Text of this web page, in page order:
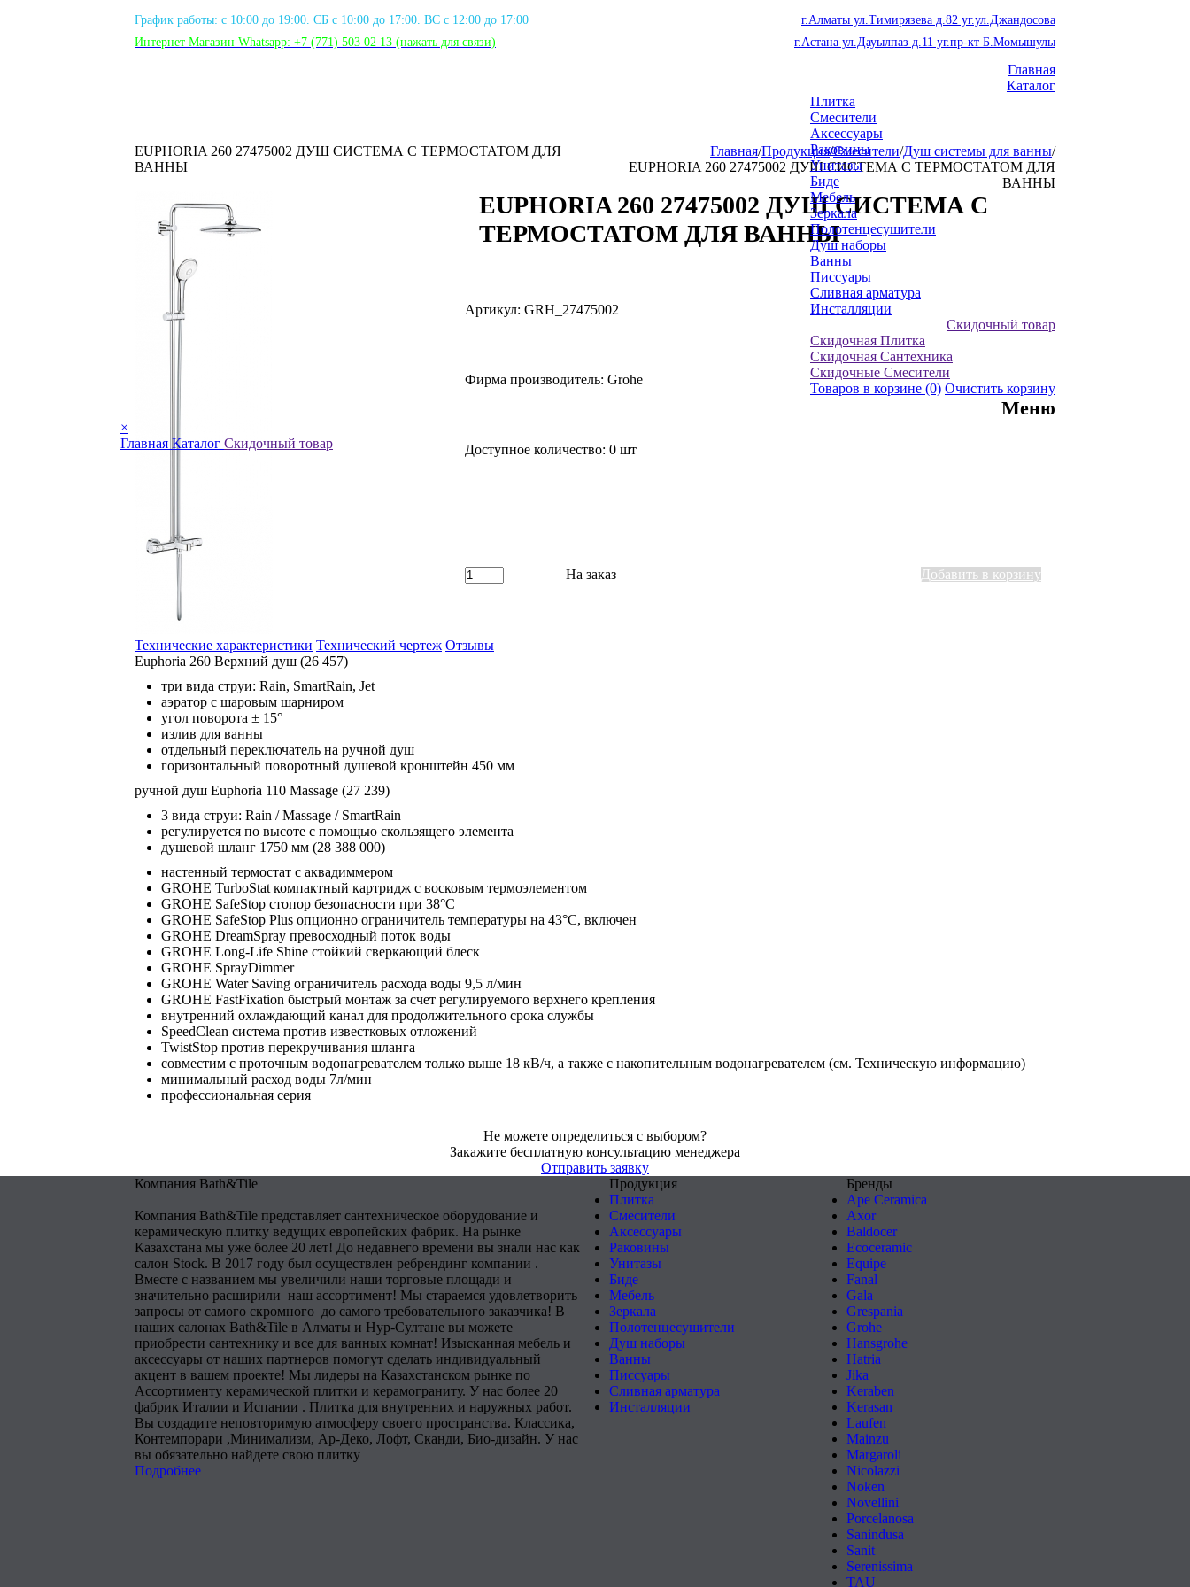
График работы: с 10:00 до 19:00. СБ с 10:00 до 17:00. ВС с 12:00 до 17:00
Интернет Магазин Whatsapp: +7 (771) 503 02 13 (нажать для связи)
г.Алматы ул.Тимирязева д.82 уг.ул.Джандосова
г.Астана ул.Дауылпаз д.11 уг.пр-кт Б.Момышулы
Главная
Каталог
Плитка
Смесители
Аксессуары
Раковины
Унитазы
Биде
Мебель
Зеркала
Полотенцесушители
Душ наборы
Ванны
Писсуары
Сливная арматура
Инсталляции
Скидочный товар
Скидочная Плитка
Скидочная Сантехника
Скидочные Смесители
Товаров в корзине (0) Очистить корзину
Меню
×
Главная Каталог Скидочный товар
EUPHORIA 260 27475002 ДУШ СИСТЕМА С ТЕРМОСТАТОМ ДЛЯ
ВАННЫ
Главная/Продукция/Смесители/Душ системы для ванны/
EUPHORIA 260 27475002 ДУШ СИСТЕМА С ТЕРМОСТАТОМ ДЛЯ
ВАННЫ
EUPHORIA 260 27475002 ДУШ СИСТЕМА С
ТЕРМОСТАТОМ ДЛЯ ВАННЫ
Артикул: GRH_27475002
Фирма производитель: Grohe
Доступное количество: 0 шт
На заказ Добавить в корзину
Технические характеристики Технический чертеж Отзывы
Euphoria 260 Верхний душ (26 457)
три вида струи: Rain, SmartRain, Jet
аэратор с шаровым шарниром
угол поворота ± 15°
излив для ванны
отдельный переключатель на ручной душ
горизонтальный поворотный душевой кронштейн 450 мм
ручной душ Euphoria 110 Massage (27 239)
3 вида струи: Rain / Massage / SmartRain
регулируется по высоте с помощью скользящего элемента
душевой шланг 1750 мм (28 388 000)
настенный термостат с аквадиммером
GROHE TurboStat компактный картридж с восковым термоэлементом
GROHE SafeStop стопор безопасности при 38°C
GROHE SafeStop Plus опционно ограничитель температуры на 43°C, включен
GROHE DreamSpray превосходный поток воды
GROHE Long-Life Shine cтойкий сверкающий блеск
GROHE SprayDimmer
GROHE Water Saving ограничитель расхода воды 9,5 л/мин
GROHE FastFixation быстрый монтаж за счет регулируемого верхнего крепления
внутренний охлаждающий канал для продолжительного срока службы
SpeedClean система против известковых отложений
TwistStop против перекручивания шланга
совместим с проточным водонагревателем только выше 18 кВ/ч, а также с накопительным водонагревателем (см. Техническую информацию)
минимальный расход воды 7л/мин
профессиональная серия
Не можете определиться с выбором?
Закажите бесплатную консультацию менеджера
Отправить заявку
Компания Bath&Tile
Компания Bath&Tile представляет сантехническое оборудование и
керамическую плитку ведущих европейских фабрик. На рынке
Казахстана мы уже более 20 лет! До недавнего времени вы знали нас как
салон Stock. В 2017 году был осуществлен ребрендинг компании .
Вместе с названием мы увеличили наши торговые площади и
значительно расширили наш ассортимент! Мы стараемся удовлетворить
запросы от самого скромного до самого требовательного заказчика! В
наших салонах Bath&Tile в Алматы и Нур-Султане вы можете
приобрести сантехнику и все для ванных комнат! Изысканная мебель и
аксессуары от наших партнеров помогут сделать индивидуальный
акцент в вашем проекте! Мы лидеры на Казахстанском рынке по
Ассортименту керамической плитки и керамограниту. У нас более 20
фабрик Италии и Испании . Плитка для внутренних и наружных работ.
Вы создадите неповторимую атмосферу своего пространства. Классика,
Контемпорари ,Минимализм, Ар-Деко, Лофт, Сканди, Био-дизайн. У нас
вы обязательно найдете свою плитку
Подробнее
Продукция
Плитка
Смесители
Аксессуары
Раковины
Унитазы
Биде
Мебель
Зеркала
Полотенцесушители
Душ наборы
Ванны
Писсуары
Сливная арматура
Инсталляции
Бренды
Ape Ceramica
Axor
Baldocer
Ecoceramic
Equipe
Fanal
Gala
Grespania
Grohe
Hansgrohe
Hatria
Jika
Keraben
Kerasan
Laufen
Mainzu
Margaroli
Nicolazzi
Noken
Novellini
Porcelanosa
Sanindusa
Sanit
Serenissima
TAU